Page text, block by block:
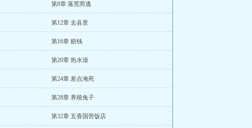
第8章 落荒而逃
第12章 去县里
第16章 赔钱
第20章 热水澡
第24章 差点淹死
第28章 养殖兔子
第32章 五香国营饭店